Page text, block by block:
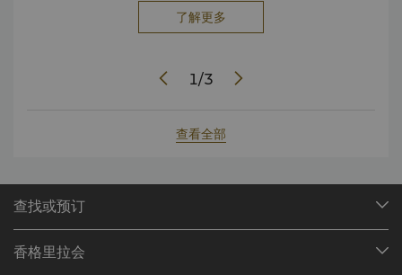
了解更多
1/3
查看全部
查找或预订
查找预订
香格里拉会